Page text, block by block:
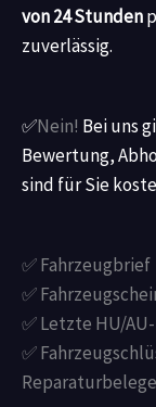
von 24 Stunden
zuverlässig.
✅Nein! Bei uns
Bewertung,
sind für Sie
✅ Fahrzeugbrief
✅
✅ Letzte HU/
✅
Reparaturbelege